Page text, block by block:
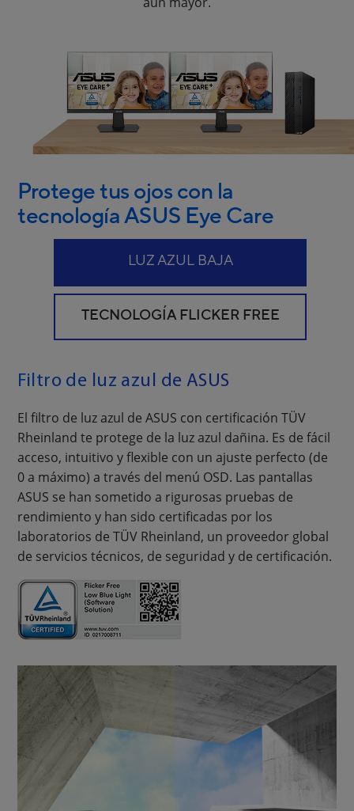
Protege tus ojos con la
tecnología ASUS Eye Care
LUZ AZUL BAJA
TECNOLOGÍA FLICKER FREE
Filtro de luz azul de ASUS
El filtro de luz azul de ASUS con certificación TÜV
Rheinland te protege de la luz azul dañina. Es de fácil
acceso, intuitivo y flexible con un ajuste perfecto (de
0 a máximo) a través del menú OSD. Las pantallas
ASUS se han sometido a rigurosas pruebas de
rendimiento y han sido certificadas por los
laboratorios de TÜV Rheinland, un proveedor global
de servicios técnicos, de seguridad y de certificación.